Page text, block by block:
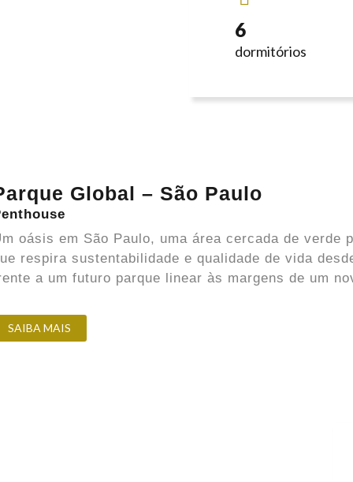
6
dormitórios
Global – São Paulo
oásis em São Paulo, uma área cercada de verde
respira sustentabilidade e qualidade de vida
a um futuro parque linear às margens de um
SAIBA MAIS